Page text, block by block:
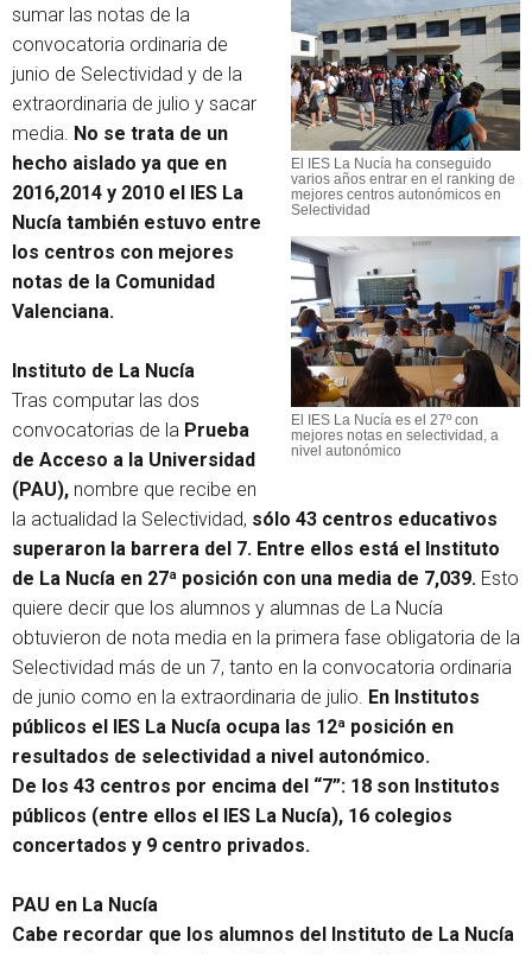
El IES La Nucía ha conseguido
varios años entrar en el ranking de
mejores centros autonómicos en
Selectividad
El IES La Nucía es el 27º con
mejores notas en selectividad, a
nivel autonómico
sumar las notas de la
convocatoria ordinaria de
junio de Selectividad y de la
extraordinaria de julio y sacar
media. No se trata de un
hecho aislado ya que en
2016,2014 y 2010 el IES La
Nucía también estuvo entre
los centros con mejores
notas de la Comunidad
Valenciana.
Instituto de La Nucía
Tras computar las dos
convocatorias de la Prueba
de Acceso a la Universidad
(PAU), nombre que recibe en
la actualidad la Selectividad, sólo 43 centros educativos
superaron la barrera del 7. Entre ellos está el Instituto
de La Nucía en 27ª posición con una media de 7,039. Esto
quiere decir que los alumnos y alumnas de La Nucía
obtuvieron de nota media en la primera fase obligatoria de la
Selectividad más de un 7, tanto en la convocatoria ordinaria
de junio como en la extraordinaria de julio. En Institutos
públicos el IES La Nucía ocupa las 12ª posición en
resultados de selectividad a nivel autonómico.
De los 43 centros por encima del “7”: 18 son Institutos
públicos (entre ellos el IES La Nucía), 16 colegios
concertados y 9 centro privados.
PAU en La Nucía
Cabe recordar que los alumnos del Instituto de La Nucía